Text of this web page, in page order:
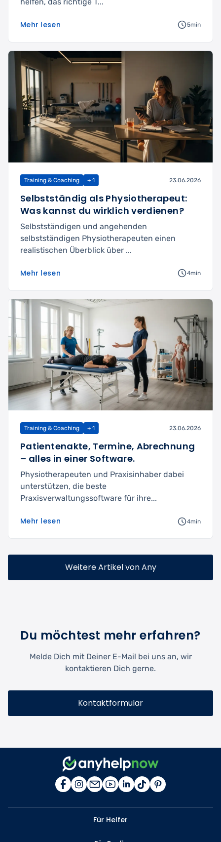
Mehr lesen 5min
Training & Coaching + 1 23.06.2026
Selbstständig als Physiotherapeut:
Was kannst du wirklich verdienen?
Selbstständigen und angehenden
selbstständigen Physiotherapeuten einen
realistischen Überblick über ...
Mehr lesen 4min
Training & Coaching + 1 23.06.2026
Patientenakte, Termine, Abrechnung
– alles in einer Software.
Physiotherapeuten und Praxisinhaber dabei
unterstützen, die beste
Praxisverwaltungssoftware für ihre...
Mehr lesen 4min
Weitere Artikel von Any
Du möchtest mehr erfahren?
Melde Dich mit Deiner E-Mail bei uns an, wir
kontaktieren Dich gerne.
Kontaktformular
Für Helfer